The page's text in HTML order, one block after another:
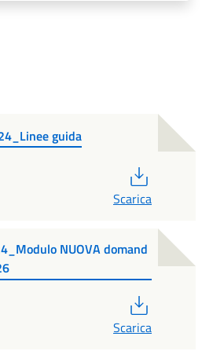
guida
Scarica
NUOVA domand
Scarica